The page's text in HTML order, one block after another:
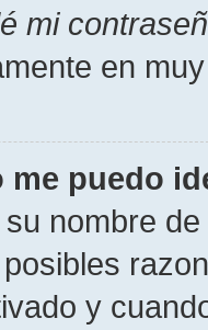
mi
en
me puedo
nombre
y